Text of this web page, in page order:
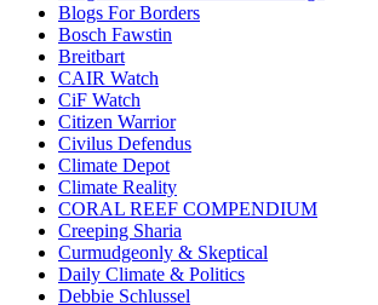
Blogs For Borders
Bosch Fawstin
Breitbart
CAIR Watch
CiF Watch
Citizen Warrior
Civilus Defendus
Climate Depot
Climate Reality
CORAL REEF COMPENDIUM
Creeping Sharia
Curmudgeonly & Skeptical
Daily Climate & Politics
Debbie Schlussel